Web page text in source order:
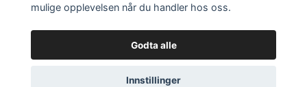
© 2026 Tellbe AB
mulige opplevelsen når du handler hos oss.
Godta alle
Innstillinger